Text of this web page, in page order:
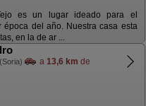
es un lugar ideado para el
época del año. Nuestra casa esta
en la de ar ...
(Soria) a 13,6 km de